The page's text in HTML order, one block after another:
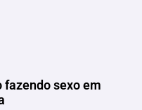
fazendo sexo em